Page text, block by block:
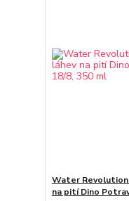
Water
na pití Dino